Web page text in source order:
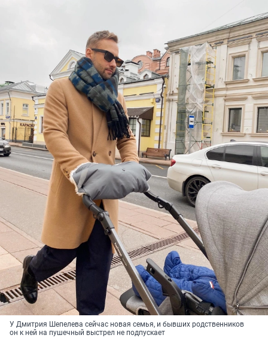
У Дмитрия Шепелева сейчас новая семья, и бывших родственников
он к ней на пушечный выстрел не подпускает